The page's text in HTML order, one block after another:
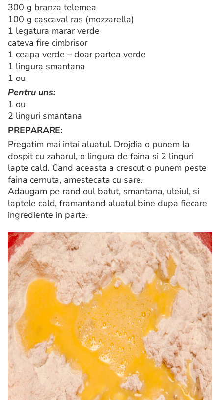
300 g branza telemea
100 g cascaval ras (mozzarella)
1 legatura marar verde
cateva fire cimbrisor
1 ceapa verde – doar partea verde
1 lingura smantana
1 ou
Pentru uns:
1 ou
2 linguri smantana
PREPARARE:
Pregatim mai intai aluatul. Drojdia o punem la
dospit cu zaharul, o lingura de faina si 2 linguri
lapte cald. Cand aceasta a crescut o punem peste
faina cernuta, amestecata cu sare.
Adaugam pe rand oul batut, smantana, uleiul, si
laptele cald, framantand aluatul bine dupa fiecare
ingrediente in parte.